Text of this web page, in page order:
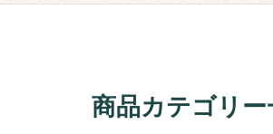
商品カテゴリー